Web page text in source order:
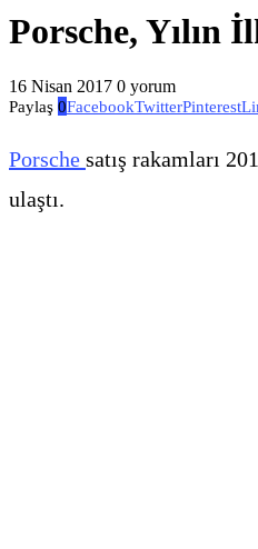
Porsche, Yılın
16 Nisan 2017 0 yorum
Paylaş 0FacebookTwitterPinterest
Porsche satış rakamları
ulaştı.